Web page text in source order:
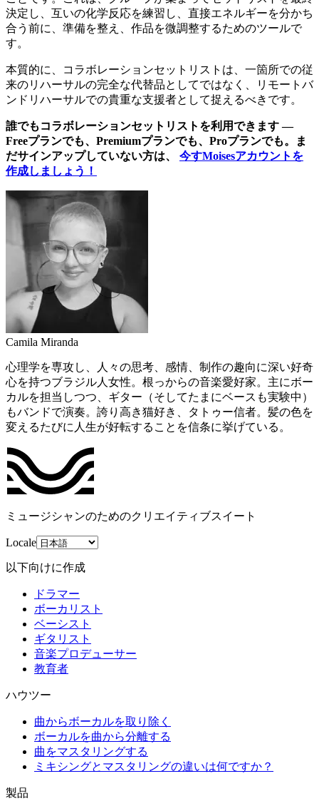
決定し、互いの化学反応を練習し、直接エネルギーを分かち
合う前に、準備を整え、作品を微調整するためのツールで
す。
本質的に、コラボレーションセットリストは、一箇所での従
来のリハーサルの完全な代替品としてではなく、リモートバ
ンドリハーサルでの貴重な支援者として捉えるべきです。
誰でもコラボレーションセットリストを利用できます —
Freeプランでも、Premiumプランでも、Proプランでも。ま
だサインアップしていない方は、 今すMoisesアカウントを
作成しましょう！
Camila Miranda
心理学を専攻し、人々の思考、感情、制作の趣向に深い好奇
心を持つブラジル人女性。根っからの音楽愛好家。主にボー
カルを担当しつつ、ギター（そしてたまにベースも実験中）
もバンドで演奏。誇り高き猫好き、タトゥー信者。髪の色を
変えるたびに人生が好転することを信条に挙げている。
ミュージシャンのためのクリエイティブスイート
Locale
以下向けに作成
ドラマー
ボーカリスト
ベーシスト
ギタリスト
音楽プロデューサー
教育者
ハウツー
曲からボーカルを取り除く
ボーカルを曲から分離する
曲をマスタリングする
ミキシングとマスタリングの違いは何ですか？
製品